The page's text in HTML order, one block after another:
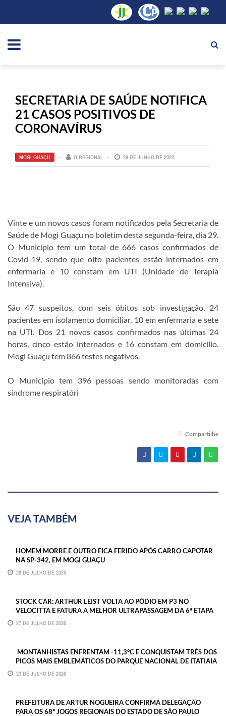
SECRETARIA DE SAÚDE NOTIFICA
21 CASOS POSITIVOS DE
CORONAVÍRUS
MOGI GUAÇU O REGIONAL 29 DE JUNHO DE 2020
Vinte e um novos casos foram notificados pela Secretaria de
Saúde de Mogi Guaçu no boletim desta segunda-feira, dia 29.
O Município tem um total de 666 casos confirmados de
Covid-19, sendo que oito pacientes estão internados em
enfermaria e 10 constam em UTI (Unidade de Terapia
Intensiva).
São 47 suspeitos, com seis óbitos sob investigação, 24
pacientes em isolamento domiciliar, 10 em enfermaria e sete
na UTI. Dos 21 novos casos confirmados nas últimas 24
horas, cinco estão internados e 16 constam em domicílio.
Mogi Guaçu tem 866 testes negativos.
O Município tem 396 pessoas sendo monitoradas com
síndrome respiratóri
Compartilhe
VEJA TAMBÉM
HOMEM MORRE E OUTRO FICA FERIDO APÓS CARRO CAPOTAR
NA SP-342, EM MOGI GUAÇU
26 DE JULHO DE 2026
STOCK CAR: ARTHUR LEIST VOLTA AO PÓDIO EM P3 NO
VELOCITTA E FATURA A MELHOR ULTRAPASSAGEM DA 6ª ETAPA
27 DE JULHO DE 2026
MONTANHISTAS ENFRENTAM -11,3°C E CONQUISTAM TRÊS DOS
PICOS MAIS EMBLEMÁTICOS DO PARQUE NACIONAL DE ITATIAIA
23 DE JULHO DE 2026
PREFEITURA DE ARTUR NOGUEIRA CONFIRMA DELEGAÇÃO
PARA OS 68º JOGOS REGIONAIS DO ESTADO DE SÃO PAULO